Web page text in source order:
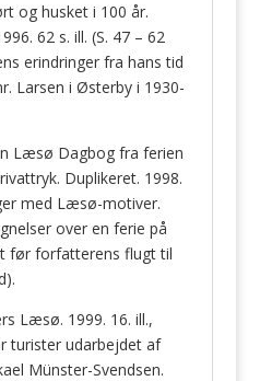
og husket i 100 år.
62 s. ill. (S. 47 – 62
erindringer fra hans tid
Larsen i Østerby i 1930-
Læsø Dagbog fra ferien
Duplikeret. 1998.
med Læsø-motiver.
over en ferie på
før forfatterens flugt til
Læsø. 1999. 16. ill.,
turister udarbejdet af
Münster-Svendsen.